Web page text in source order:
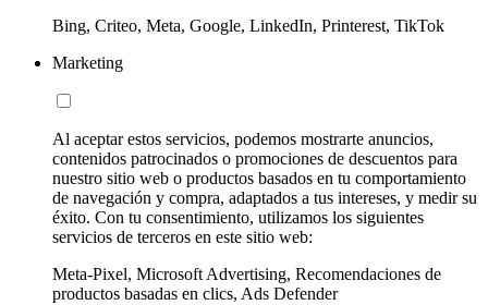
Bing, Criteo, Meta, Google, LinkedIn, Printerest, TikTok
Marketing
Al aceptar estos servicios, podemos mostrarte anuncios,
contenidos patrocinados o promociones de descuentos para
nuestro sitio web o productos basados en tu comportamiento
de navegación y compra, adaptados a tus intereses, y medir su
éxito. Con tu consentimiento, utilizamos los siguientes
servicios de terceros en este sitio web:
Meta-Pixel, Microsoft Advertising, Recomendaciones de
productos basadas en clics, Ads Defender